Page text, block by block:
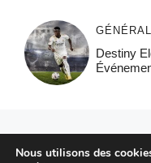
Destiny
© 2026
Nous utilisons des